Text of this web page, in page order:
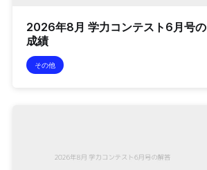
2026年8月 学力コンテスト6月号の
成績
その他